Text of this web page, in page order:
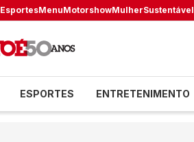
EsportesMenuMotorshowMulherSustentável
ESPORTES ENTRETENIMENTO